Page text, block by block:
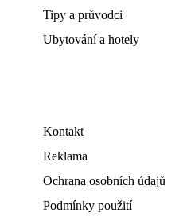
Tipy a průvodci
Ubytování a hotely
Kontakt
Reklama
Ochrana osobních údajů
Podmínky použití